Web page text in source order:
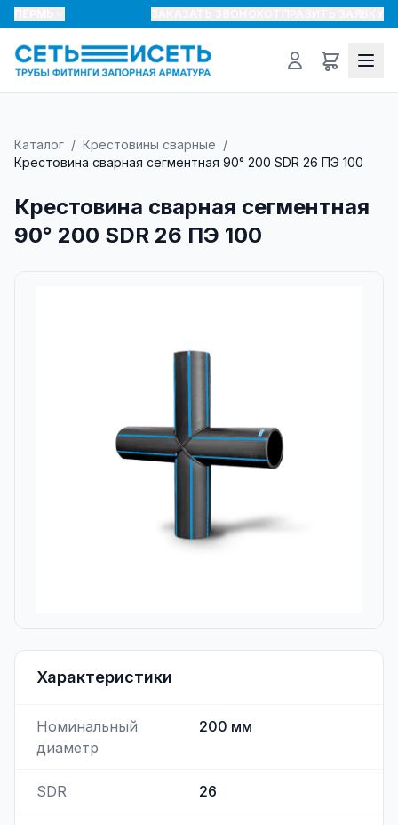
Каталог / Крестовины сварные /
Крестовина сварная сегментная 90° 200 SDR 26 ПЭ 100
Крестовина сварная сегментная
90° 200 SDR 26 ПЭ 100
Характеристики
Номинальный
диаметр
200 мм
SDR 26